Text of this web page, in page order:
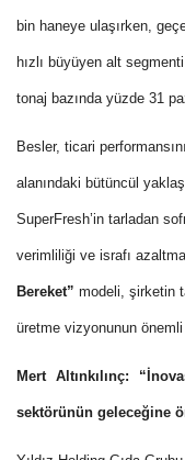
bin haneye ulaşırken,
hızlı büyüyen alt
tonaj bazında yüzde 31
Besler, ticari
alanındaki bütüncül
SuperFresh’in tarladan
verimliliği ve israfı
Bereket” modeli, şirketin
üretme vizyonunun
Mert Altınkılınç:
sektörünün geleceğine